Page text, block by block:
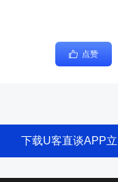
点赞
下载U客直谈APP